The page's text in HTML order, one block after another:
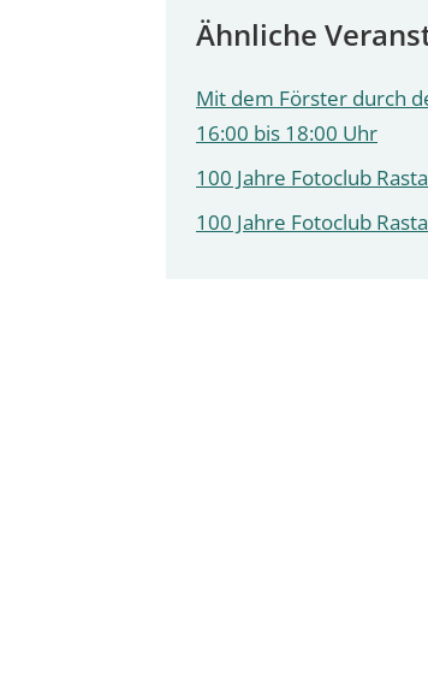
Ähnliche
Mit dem Förster durch
16:00 bis 18:00 Uhr
100 Jahre Fotoclub
100 Jahre Fotoclub